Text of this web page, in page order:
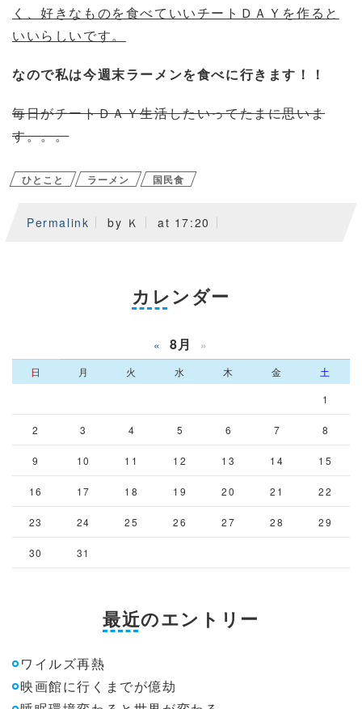
く、好きなものを食べていいチートＤＡＹを作ると
いいらしいです。
なので私は今週末ラーメンを食べに行きます！！
毎日がチートＤＡＹ生活したいってたまに思いま
す。。。
ひとこと ラーメン 国民食
Permalink by Ｋ at 17:20
カレンダー
« 8月 »
日 月 火 水 木 金
土
1
2 3 4 5 6 7 8
9 10 11 12 13 14 15
16 17 18 19 20 21 22
23 24 25 26 27 28 29
30 31
最近のエントリー
ワイルズ再熱
映画館に行くまでが億劫